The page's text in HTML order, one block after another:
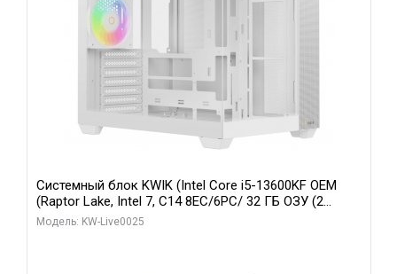
Системный блок KWIK (Intel Core i5-13600KF OEM
(Raptor Lake, Intel 7, C14 8EC/6PC/ 32 ГБ ОЗУ (2
модуля)/ Gigabyte RTX5060 WINDFORCE OC 8GB
Модель: KW-Live0025